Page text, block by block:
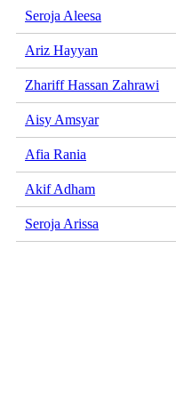
Seroja Aleesa
Ariz Hayyan
Zhariff Hassan Zahrawi
Aisy Amsyar
Afia Rania
Akif Adham
Seroja Arissa